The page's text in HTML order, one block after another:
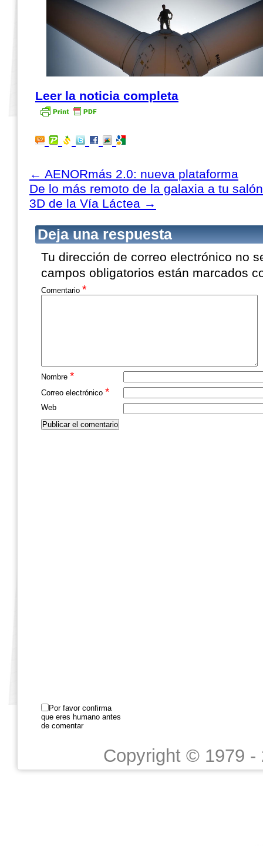
Leer la noticia completa
← AENORmás 2.0: nueva plataforma
De lo más remoto de la galaxia a tu
3D de la Vía Láctea →
Deja una respuesta
Tu dirección de correo electrónico no
campos obligatorios están marcados
Comentario *
Nombre *
Correo electrónico *
Web
Por favor confirma
que eres humano antes
de comentar
Copyright © 1979 -